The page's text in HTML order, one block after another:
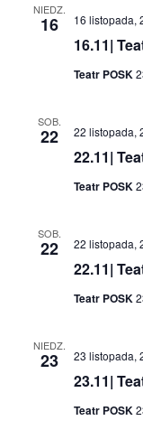
NIEDZ.
16
16.11|
16 listopada,
Teatr POSK
SOB.
22
22.11|
22 listopada,
Teatr POSK
SOB.
22
22.11|
22 listopada,
Teatr POSK
NIEDZ.
23
23.11|
23 listopada,
Teatr POSK